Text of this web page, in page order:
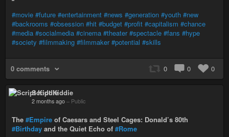
#movie #future #entertainment #news #generation #youth #new
#backrooms #obsession #hit #budget #profit #capitalism #chance
#media #socialmedia #cinema #theater #spectacle #fans #hype
#society #filmmaking #filmmaker #potential #skills
0 comments 0 0 0
Script Kiddie
2 months ago – Public
The #Empire of Caesars and Steel Cages: Donald’s 80th
#Birthday and the Quiet Echo of #Rome